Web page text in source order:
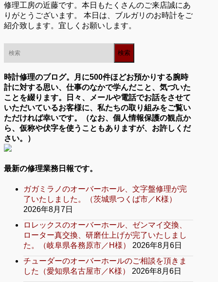
修理工房の近藤です。本日もたくさんのご来店誠にあ
りがとうございます。 本日は、ブルガリのお時計をご
紹介致します。宜しくお願いします。
時計修理のブログ。月に500件ほどお預かりする腕時
計に対する思い、仕事のなかで学んだこと、気づいた
ことを綴ります。日々、メールや電話でお話をさせて
いただいているお客様に、私たちの取り組みをご覧い
ただければ幸いです。（なお、個人情報保護の観点か
ら、仮称や伏字を使うこともありますが、お許しくだ
さい。）
最新の修理業務日報です。
ガガミラノのオーバーホール、文字盤修理が完
了いたしました。（茨城県つくば市／K様）
2026年8月7日
ロレックスのオーバーホール、ゼンマイ交換、
ローター真交換、研磨仕上げが完了いたしまし
た。（岐阜県各務原市／H様）
2026年8月6日
チューダーのオーバーホールのご相談を頂きま
した（愛知県名古屋市／K様）
2026年8月6日